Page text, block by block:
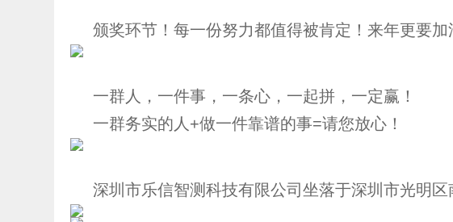
颁奖环节！每一份努力都值得被肯定！来年更要加
一群人，一件事，一条心，一起拼，一定赢！
一群务实的人+做一件靠谱的事=请您放心！
深圳市乐信智测科技有限公司坐落于深圳市光明